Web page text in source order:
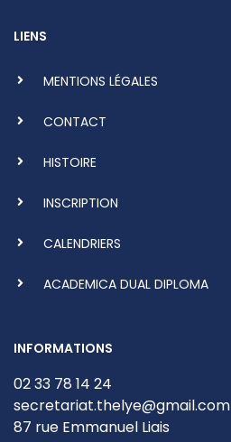
LIENS
MENTIONS LÉGALES
CONTACT
HISTOIRE
INSCRIPTION
CALENDRIERS
ACADEMICA DUAL DIPLOMA
INFORMATIONS
02 33 78 14 24
secretariat.thelye@gmail.com
87 rue Emmanuel Liais